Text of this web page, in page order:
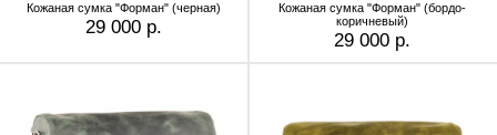
Кожаная сумка "Форман" (черная)
29 000 р.
Кожаная сумка "Форман" (бордо-
коричневый)
29 000 р.